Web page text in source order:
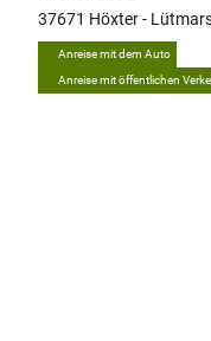
37671 Höxter-
Anreise mit dem Auto
Anreise mit öffentlichen